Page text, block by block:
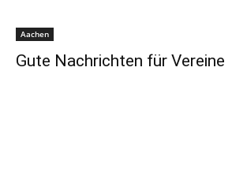
Aachen
Gute Nachrichten für Vereine